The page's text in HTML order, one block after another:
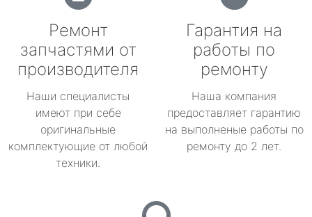
Ремонт
запчастями от
производителя
Наши специалисты
имеют при себе
оригинальные
комплектующие от любой
техники.
Гарантия на
работы по
ремонту
Наша компания
предоставляет гарантию
на выполненые работы по
ремонту до 2 лет.